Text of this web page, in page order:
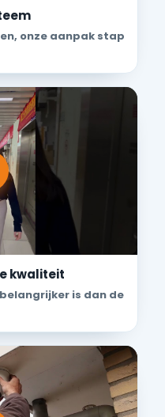
onze aanpak stap
kwaliteit
is dan de